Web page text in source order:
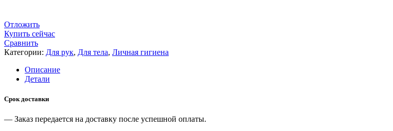
Отложить
Купить сейчас
Сравнить
Категории: Для рук, Для тела, Личная гигиена
Описание
Детали
Срок доставки
— Заказ передается на доставку после успешной оплаты.